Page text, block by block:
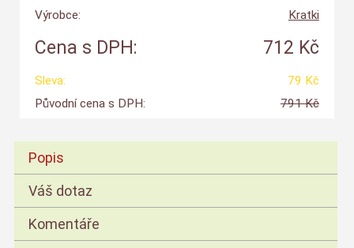
Výrobce:
Kratki
Cena s DPH: 712 Kč
Sleva:
79 Kč
Původní cena s DPH:
791 Kč
Popis
Váš dotaz
Komentáře